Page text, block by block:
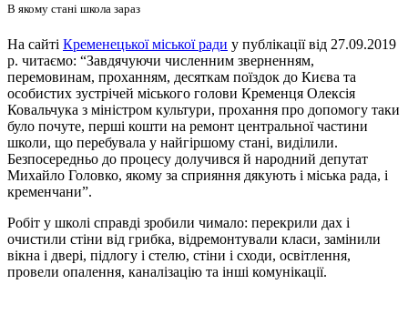
В якому стані школа зараз
На сайті Кременецької міської ради у публікації від 27.09.2019
р. читаємо: “Завдячуючи численним зверненням,
перемовинам, проханням, десяткам поїздок до Києва та
особистих зустрічей міського голови Кременця Олексія
Ковальчука з міністром культури, прохання про допомогу таки
було почуте, перші кошти на ремонт центральної частини
школи, що перебувала у найгіршому стані, виділили.
Безпосередньо до процесу долучився й народний депутат
Михайло Головко, якому за сприяння дякують і міська рада, і
кременчани”.
Робіт у школі справді зробили чимало: перекрили дах і
очистили стіни від грибка, відремонтували класи, замінили
вікна і двері, підлогу і стелю, стіни і сходи, освітлення,
провели опалення, каналізацію та інші комунікації.